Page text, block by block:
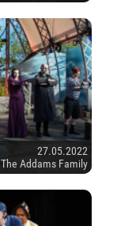
27.05.2022
The Addams Family